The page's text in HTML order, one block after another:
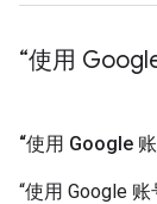
“使用
“使用 Google
“使用 Google